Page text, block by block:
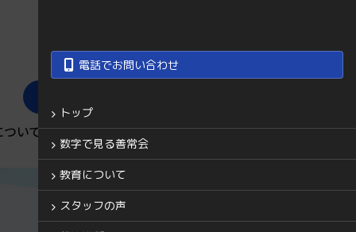
いてスタッフの声募集職種
電話でお問い合わせ
トップ
数字で見る善常会
教育について
スタッフの声